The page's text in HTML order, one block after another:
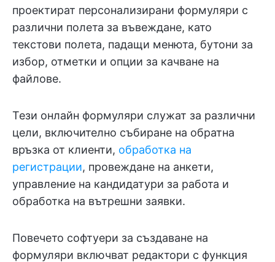
проектират персонализирани формуляри с
различни полета за въвеждане, като
текстови полета, падащи менюта, бутони за
избор, отметки и опции за качване на
файлове.
Тези онлайн формуляри служат за различни
цели, включително събиране на обратна
връзка от клиенти, обработка на
регистрации, провеждане на анкети,
управление на кандидатури за работа и
обработка на вътрешни заявки.
Повечето софтуери за създаване на
формуляри включват редактори с функция